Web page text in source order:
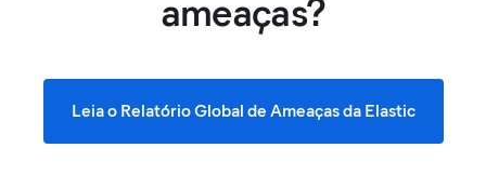
ameaças?
Leia o Relatório Global de Ameaças da Elastic